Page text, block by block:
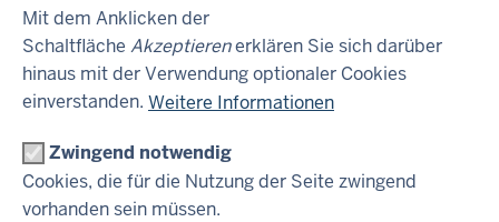
Mit dem Anklicken der
Schaltfläche Akzeptierenerklären Sie sich darüber
hinaus mit der Verwendung optionaler Cookies
einverstanden. Weitere Informationen
Zwingend notwendig
Cookies, die für die Nutzung der Seite zwingend
vorhanden sein müssen.
Landesamt zur Bekämpfung der
Finanzkriminalität
Das Landesamt zur Bekämpfung der
Finanzkriminalität bündelt und vernet...